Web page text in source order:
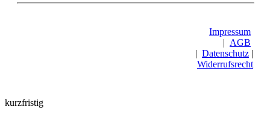
Impressum
| AGB
| Datenschutz|
Widerrufsrecht
kurzfristig